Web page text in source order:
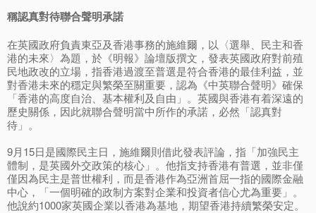
稱認真對待聯合聲明承諾
在英國政府負責東亞及香港事務的施維爾，以〈選舉、民主和香
港的未來〉為題，於《明報》論壇版撰文，發表英國政府對前殖
民地政改的立場，指香港過渡至普選是符合香港的最佳利益，並
對香港未來的穩定與繁榮至關重要，認為《中英聯合聲明》確保
「香港的高度自治、基本權利及自由」。英國與香港有着深遠的
歷史關係，因此就聯合聲明當中所作的承諾，必然「認真對
待」。
9月15日是國際民主日，施維爾則借此發表評論，指「加強民主
體制，是英國外交政策的核心」。他指支持香港有普選，並非僅
僅因為民主是普世權利，而是香港作為亞洲首屈一指的國際金融
中心，「一個明確的政制方案對企業和投資者信心尤為重要」。
他說約1000家英國企業以香港為基地，期望香港持續繁榮安定。